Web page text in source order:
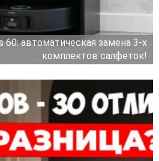
60: автоматическая замена 3-х
комплектов салфеток!